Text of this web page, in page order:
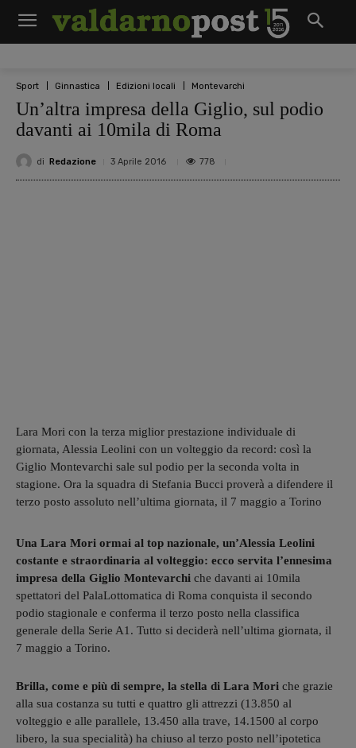
Sport Ginnastica Edizioni locali Montevarchi
Un’altra impresa della Giglio, sul podio
davanti ai 10mila di Roma
di Redazione 3 Aprile 2016 778
Lara Mori con la terza miglior prestazione individuale di
giornata, Alessia Leolini con un volteggio da record: così la
Giglio Montevarchi sale sul podio per la seconda volta in
stagione. Ora la squadra di Stefania Bucci proverà a difendere il
terzo posto assoluto nell’ultima giornata, il 7 maggio a Torino
Una Lara Mori ormai al top nazionale, un’Alessia Leolini
costante e straordinaria al volteggio: ecco servita l’ennesima
impresa della Giglio Montevarchi che davanti ai 10mila
spettatori del PalaLottomatica di Roma conquista il secondo
podio stagionale e conferma il terzo posto nella classifica
generale della Serie A1. Tutto si deciderà nell’ultima giornata, il
7 maggio a Torino.
Brilla, come e più di sempre, la stella di Lara Mori che grazie
alla sua costanza su tutti e quattro gli attrezzi (13.850 al
volteggio e alle parallele, 13.450 alla trave, 14.1500 al corpo
libero, la sua specialità) ha chiuso al terzo posto nell’ipotetica